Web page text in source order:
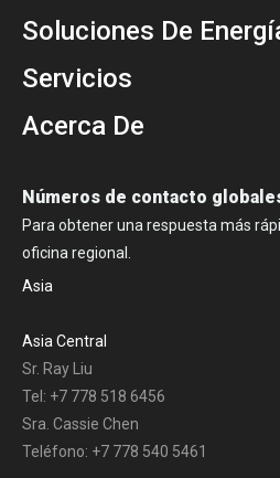
Soluciones De
Servicios
Acerca De
Números de contacto
Para obtener una respuesta más
oficina regional.
Asia
Asia Central
Sr. Ray Liu
Tel: +7 778 518 6456
Sra. Cassie Chen
Teléfono: +7 778 540 5461